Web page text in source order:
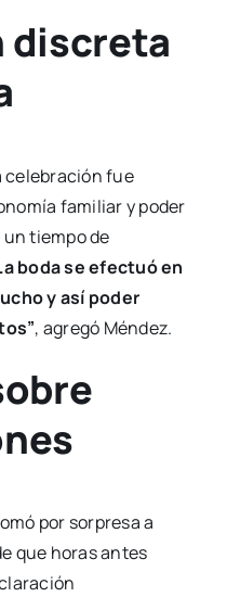
discreta
celebración fue
familiar y poder
tiempo de
boda se efectuó en
y así poder
, agregó Méndez.
por sorpresa a
que horas antes